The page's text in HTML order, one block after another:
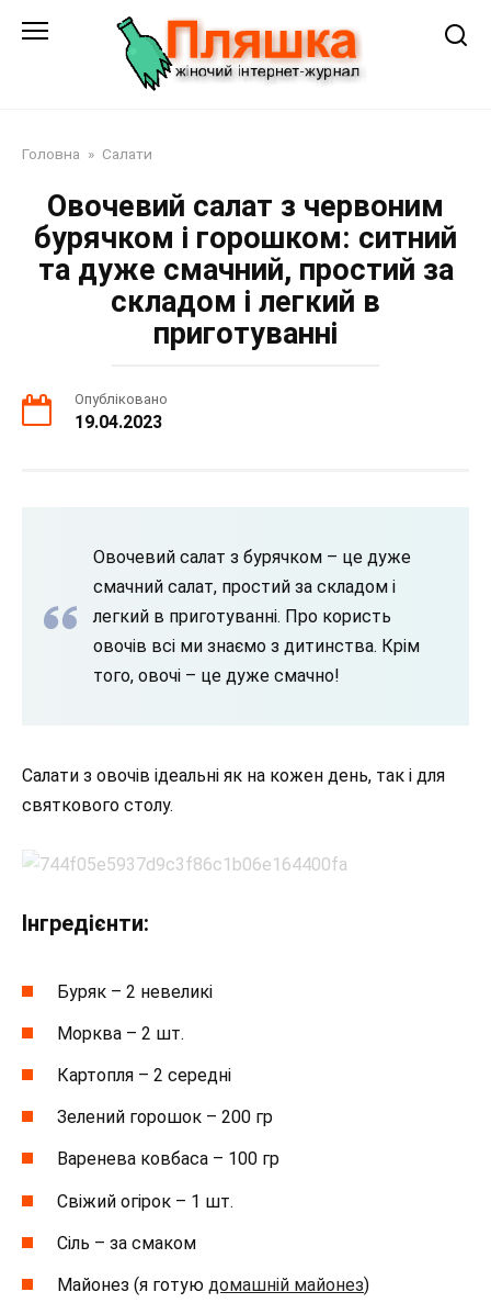
Головна » Салати
Овочевий салат з червоним
бурячком і горошком: ситний
та дуже смачний, простий за
складом і легкий в
приготуванні
Опубліковано
19.04.2023
Овочевий салат з бурячком – це дуже
смачний салат, простий за складом і
легкий в приготуванні. Про користь
овочів всі ми знаємо з дитинства. Крім
того, овочі – це дуже смачно!
Салати з овочів ідеальні як на кожен день, так і для
святкового столу.
Інгредієнти:
Буряк – 2 невеликі
Морква – 2 шт.
Картопля – 2 середні
Зелений горошок – 200 гр
Варенева ковбаса – 100 гр
Свіжий огірок – 1 шт.
Сіль – за смаком
Майонез (я готую домашній майонез)